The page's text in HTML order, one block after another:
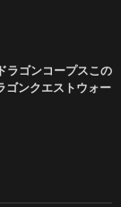
ラゴンコープスこの
ゴンクエストウォー